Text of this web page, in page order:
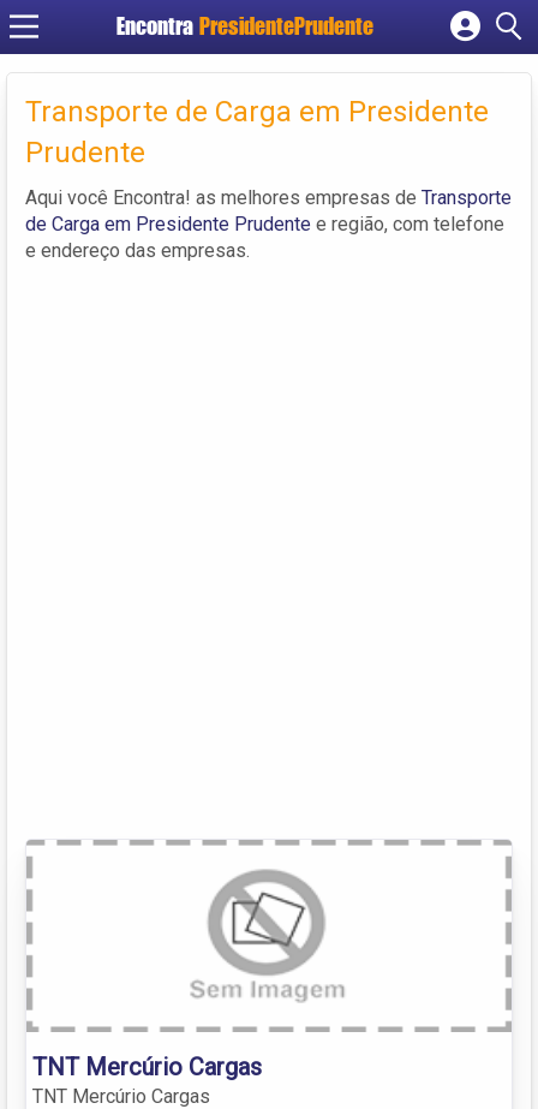
Encontra PresidentePrudente
Cadastrar empresa
Criar conta
Transporte de Carga em Presidente
Prudente
Aqui você Encontra! as melhores empresas de Transporte
de Carga em Presidente Prudente e região, com telefone
e endereço das empresas.
TNT Mercúrio Cargas
TNT Mercúrio Cargas